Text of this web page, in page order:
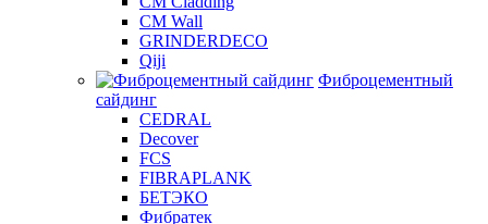
CM Wall
GRINDERDECO
Qiji
Фиброцементный
сайдинг
CEDRAL
Decover
FCS
FIBRAPLANK
БЕТЭКО
Фибратек